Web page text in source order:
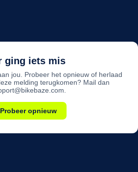
ging iets mis
jou. Probeer het opnieuw of herlaad
melding terugkomen? Mail dan
Probeer opnieuw